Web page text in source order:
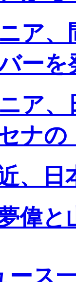
ア
ーを
ア
ナの
、日
偉と
ース